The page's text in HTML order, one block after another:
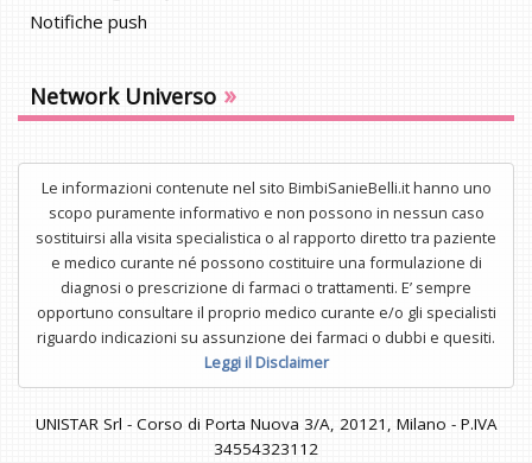
Notifiche push
Network Universo »
Le informazioni contenute nel sito BimbiSanieBelli.it hanno uno
scopo puramente informativo e non possono in nessun caso
sostituirsi alla visita specialistica o al rapporto diretto tra paziente
e medico curante né possono costituire una formulazione di
diagnosi o prescrizione di farmaci o trattamenti. E’ sempre
opportuno consultare il proprio medico curante e/o gli specialisti
riguardo indicazioni su assunzione dei farmaci o dubbi e quesiti.
Leggi il Disclaimer
UNISTAR Srl - Corso di Porta Nuova 3/A, 20121, Milano - P.IVA
34554323112